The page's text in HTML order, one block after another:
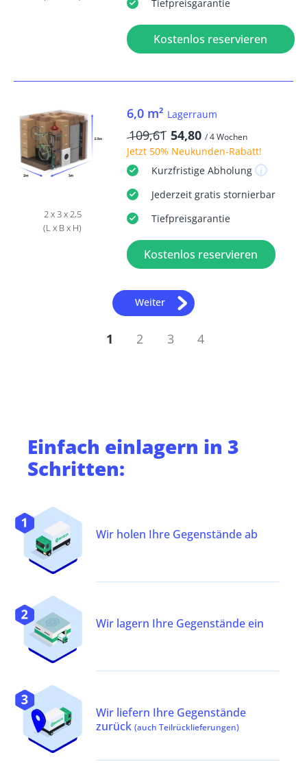
Tiefpreisgarantie
Kostenlos reservieren
2 x 3 x 2,5
(L x B x H)
6,0 m² Lagerraum
109,61 54,80 / 4 Wochen
Jetzt 50% Neukunden-Rabatt!
KurzfristigeAbholung
Jederzeit gratis stornierbar
Tiefpreisgarantie
Kostenlos reservieren
Weiter
1 2 3 4
Einfach einlagern in 3
Schritten:
Wir holen Ihre Gegenstände ab
Wir lagern Ihre Gegenstände ein
Wir liefern Ihre Gegenstände
zurück (auch Teilrücklieferungen)